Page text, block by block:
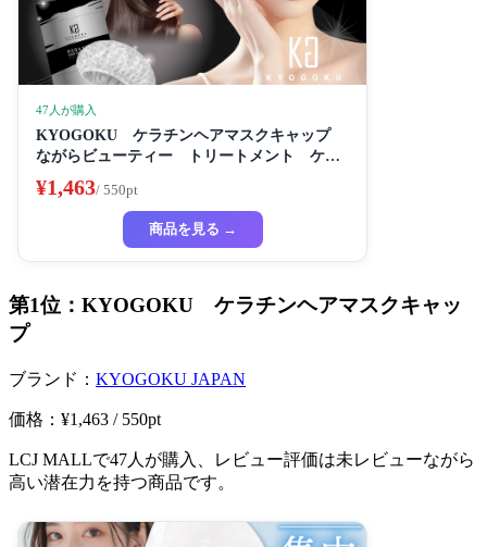
47人が購入
KYOGOKU ケラチンヘアマスクキャップ
ながらビューティー トリートメント ケラ
チン 保湿
¥1,463/ 550pt
商品を見る →
第1位：KYOGOKU ケラチンヘアマスクキャッ
プ
ブランド： KYOGOKU JAPAN
価格：¥1,463 / 550pt
LCJ MALLで47人が購入、レビュー評価は未レビューながら
高い潜在力を持つ商品です。